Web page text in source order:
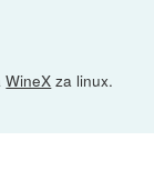
WineX za linux.